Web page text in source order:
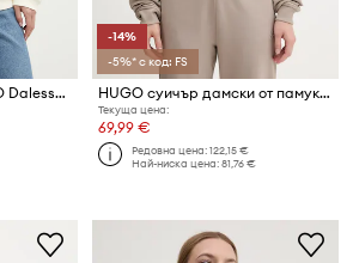
Памучен суичър HUGO Dalessandra_2
-14%
-5%* с код: FS
HUGO суичър дамски от памук Daxandria
Текуща цена:
69,99 €
Редовна цена:122,15 €
Най-ниска цена:81,76 €